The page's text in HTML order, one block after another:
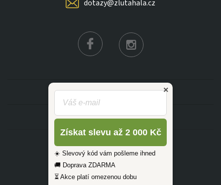
dotazy@zlutahala.cz
KATEGORIE
INFORMACE
Získat slevu až 2 000 Kč
☀️ Slevový kód vám pošleme ihned
🚚 Doprava ZDARMA
⏳ Akce platí omezenou dobu